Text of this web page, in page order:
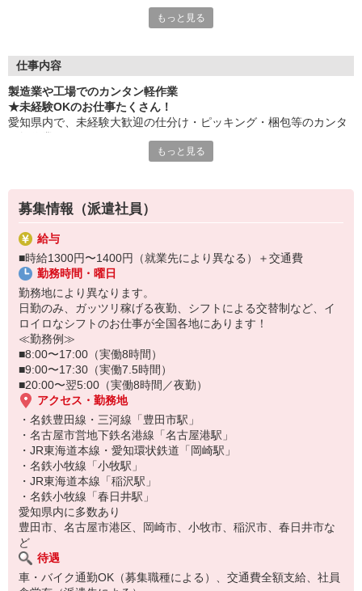
≪性別問わずご活躍中！≫
車通勤・バイク通勤OKも多数あり！「交通費支給OK！」
自宅から通いやすいお仕事お探しの方もぜひご登録下さい☆
勤務実績に応じて給与の一部を給料日前にお支払いOK
※原則月払いでの給与支払です。
＜あんしん資格取得制度＞
就業中の方にはフォークリフト・クレーン・玉掛け・溶接の資格
取得を全力サポート！講習料・受験料を全額当社負担します。
もっと見る
仕事内容
製造業や工場でのカンタン軽作業
★未経験OKのお仕事たくさん！
愛知県内で、未経験大歓迎の仕分け・ピッキング・梱包等のカンタ
もっと見る
募集情報（派遣社員）
給与
■時給1300円〜1400円（就業先により異なる）＋交通費
勤務時間・曜日
勤務地により異なります。
日勤のみ、ガッツリ稼げる夜勤、シフトによる交替制など、イ
ロイロなシフトのお仕事が全国各地にあります！
≪勤務例≫
■8:00〜17:00（実働8時間）
■9:00〜17:30（実働7.5時間）
■20:00〜翌5:00（実働8時間／夜勤）
アクセス・勤務地
・名鉄豊田線・三河線「豊田市駅」
・名古屋市営地下鉄名港線「名古屋港駅」
・JR東海道本線・愛知環状鉄道「岡崎駅」
・名鉄小牧線「小牧駅」
・JR東海道本線「稲沢駅」
・名鉄小牧線「春日井駅」
愛知県内に多数あり
豊田市、名古屋市港区、岡崎市、小牧市、稲沢市、春日井市な
ど
待遇
車・バイク通勤OK（募集職種による）、交通費全額支給、社員